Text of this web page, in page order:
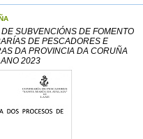
SUBVENCIÓNS DE FOMENTO
DE PESCADORES E
DA PROVINCIA DA CORUÑA
2023